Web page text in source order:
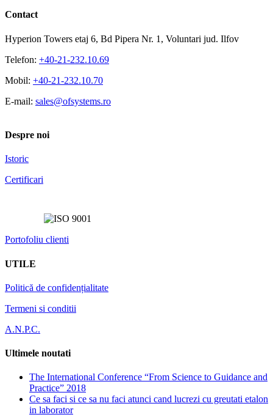
Contact
Hyperion Towers etaj 6, Bd Pipera Nr. 1, Voluntari jud. Ilfov
Telefon: +40-21-232.10.69
Mobil: +40-21-232.10.70
E-mail: sales@ofsystems.ro
Despre noi
Istoric
Certificari
Portofoliu clienti
UTILE
Politică de confidențialitate
Termeni si conditii
A.N.P.C.
Ultimele noutati
The International Conference “From Science to Guidance and
Practice” 2018
Ce sa faci si ce sa nu faci atunci cand lucrezi cu greutati etalon
in laborator